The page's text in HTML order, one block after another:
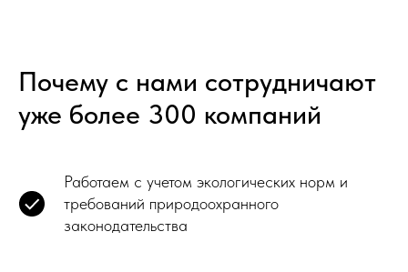
Почему с нами сотрудничают
уже более 300 компаний
Работаем с учетом экологических норм и
требований природоохранного
законодательства